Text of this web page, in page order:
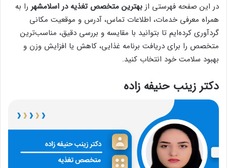
در این صفحه فهرستی از بهترین متخصص تغذیه در اسلامشهر را به
همراه معرفی خدمات، اطلاعات تماس، آدرس و موقعیت مکانی
گردآوری کرده‌ایم تا بتوانید با مقایسه و بررسی دقیق، مناسب‌ترین
متخصص را برای دریافت برنامه غذایی، کاهش یا افزایش وزن و
بهبود سلامت خود انتخاب کنید.
دکتر زینب حنیفه زاده